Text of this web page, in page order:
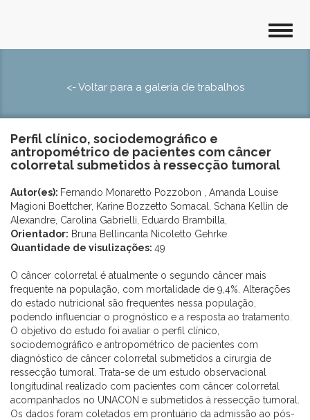
<- Voltar para a galeria de trabalhos
Perfil clínico, sociodemográfico e
antropométrico de pacientes com câncer
colorretal submetidos à ressecção tumoral
Autor(es): Fernando Monaretto Pozzobon , Amanda Louise
Magioni Boettcher, Karine Bozzetto Somacal, Schana Kellin de
Alexandre, Carolina Gabrielli, Eduardo Brambilla,
Orientador: Bruna Bellincanta Nicoletto Gehrke
Quantidade de visulizações: 49
O câncer colorretal é atualmente o segundo câncer mais
frequente na população, com mortalidade de 9,4%. Alterações
do estado nutricional são frequentes nessa população,
podendo influenciar o prognóstico e a resposta ao tratamento.
O objetivo do estudo foi avaliar o perfil clínico,
sociodemográfico e antropométrico de pacientes com
diagnóstico de câncer colorretal submetidos a cirurgia de
ressecção tumoral. Trata-se de um estudo observacional
longitudinal realizado com pacientes com câncer colorretal
acompanhados no UNACON e submetidos à ressecção tumoral.
Os dados foram coletados em prontuário da admissão ao pós-